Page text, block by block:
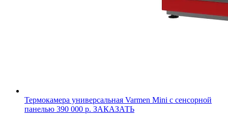
Термокамера универсальная Varmen Mini с сенсорной
панелью 390 000 р. ЗАКАЗАТЬ